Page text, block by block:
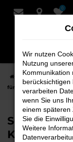
Zum
0
Startseite
für Rotenburg
Seat Ibiza
Koch für
Wir nutzen
Nutzung
Kommunikation
verarbeiten
wenn Sie uns
einem späteren
Sie die
Weitere